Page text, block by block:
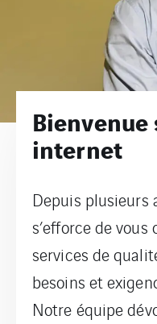
internet
Depuis plusieurs
s’efforce de
services de
besoins et
Notre équipe